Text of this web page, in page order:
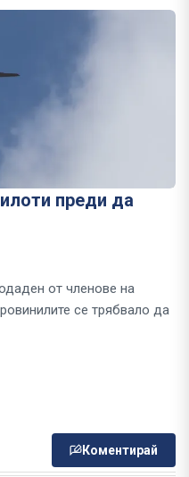
преди да
от членове на
се трябвало да
Коментирай